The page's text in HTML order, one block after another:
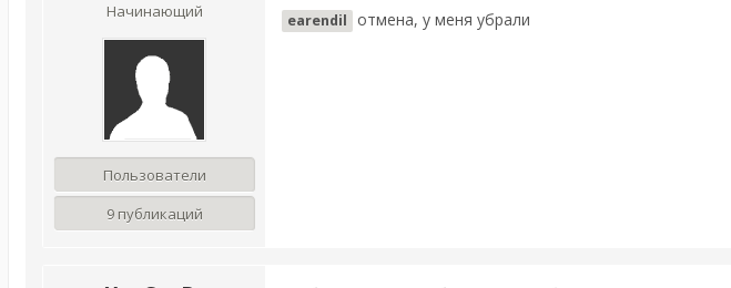
Начинающий
Пользователи
9 публикаций
earendil отмена, у меня убрали